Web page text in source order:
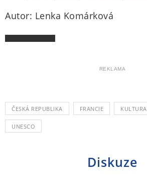
Autor: Lenka Komárková
REKLAMA
ČESKÁ REPUBLIKA FRANCIE KULTURA
UNESCO
Diskuze